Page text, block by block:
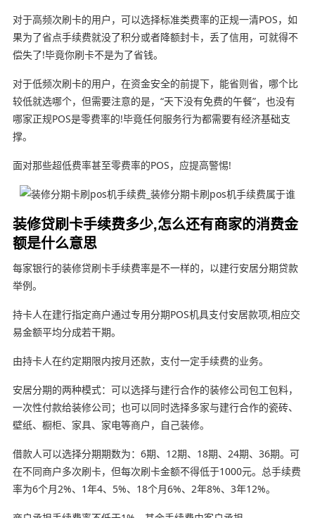
对于高频次刷卡的用户，可以选择标准类费率的正规一清POS，如
果为了省点手续费就没了积分或者降额封卡，丢了信用，可就得不
偿失了!毕竟你刷卡不是为了省钱。
对于低频次刷卡的用户，在资金安全的前提下，能省则省，哪个比
较低就选哪个，但需要注意的是，“天下没有免费的午餐”，也没有
哪家正规POS是零费率的!毕竟任何服务行为都需要有经济基础支
撑。
面对那些超低费率甚至零费率的POS，应提高警惕!
装修贷刷卡手续费多少,怎么还有商家的消费金
额是什么意思
每家银行的装修贷刷卡手续费率是不一样的，以建行安居分期贷款
举例。
持卡人在建行指定商户通过专用分期POS机具支付安居款项,相应交
易金额平均分成若干期。
由持卡人在约定期限内按月还款，支付一定手续费的业务。
安居分期的两种模式：可以选择与建行合作的装修公司包工包料，
一次性付款给装修公司；也可以同时选择多家与建行合作的瓷砖、
壁纸、橱柜、家具、家电等商户，自己装修。
借款人可以选择分期期数为：6期、12期、18期、24期、36期。可
在不同商户多次刷卡，但每次刷卡金额不得低于1000元。总手续费
率为6个月2%、1年4、5%、18个月6%、2年8%、3年12%。